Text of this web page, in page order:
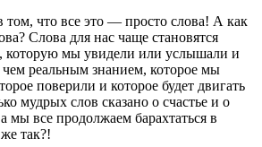
том, что все это — просто слова! А как
Слова для нас чаще становятся
которую мы увидели или услышали и
реальным знанием, которое мы
поверили и которое будет двигать
мудрых слов сказано о счастье и о
мы все продолжаем барахтаться в
так?!